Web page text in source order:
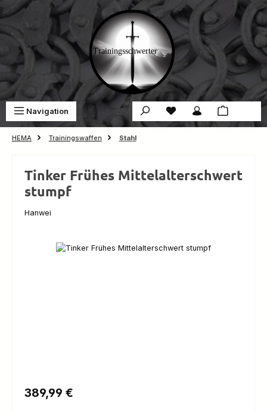
Zum Hauptinhalt springen
Navigation Du hast 0 Produkte auf
HEMA Trainingswaffen Stahl
Tinker Frühes Mittelalterschwert
stumpf
Hanwei
Bildergalerie überspringen
Regulärer Preis:
389,99 €